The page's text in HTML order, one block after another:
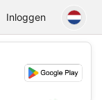
Inloggen